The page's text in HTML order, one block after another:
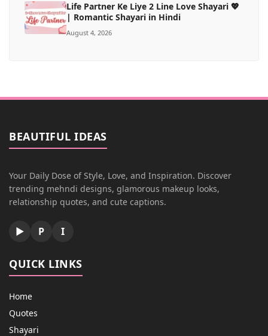
Life Partner Ke Liye 2 Line Love Shayari 💖
| Romantic Shayari in Hindi
August 4, 2026
BEAUTIFUL IDEAS
Your Daily Dose of Style, Love, and Inspiration. Discover
trending mehndi designs, glamorous makeup looks,
relationship quotes, and cute captions.
▶ P I
QUICK LINKS
Home
Quotes
Shayari